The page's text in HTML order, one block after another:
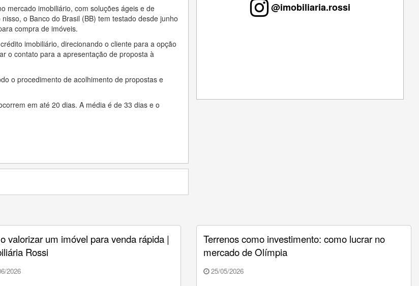
mercado imobiliário, com soluções ágeis e de
o Banco do Brasil (BB) tem testado desde junho
compra de imóveis.
imobiliário, direcionando o cliente para a opção
o contato para a apresentação de proposta à
o procedimento de acolhimento de propostas e
em até 20 dias. A média é de 33 dias e o
@imobiliaria.rossi
valorizar um imóvel para venda rápida |
Rossi
2026
Terrenos como investimento: como lucrar no
mercado de Olímpia
25/05/2026